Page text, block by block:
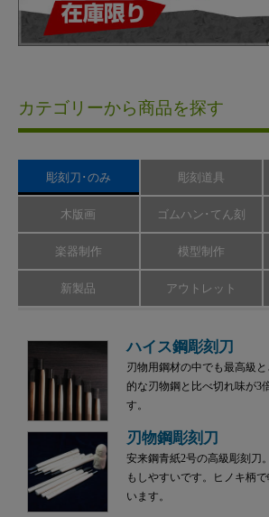
カテゴリーから商品を探す
彫刻刀･のみ 彫刻道具
木版画 ゴムハン･てん刻
楽器制作 模型制作
新製品 アウトレット
ハイス鋼彫刻刀
刃物用鋼材の中でも最高級
的な刃物鋼と比べ切れ味が3
す。
刃物鋼彫刻刀
安来鋼青紙2号の高級彫刻刀
もしやすいです。ヒノキ柄
います。